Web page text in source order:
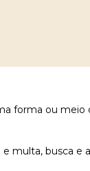
forma ou meio
multa, busca e